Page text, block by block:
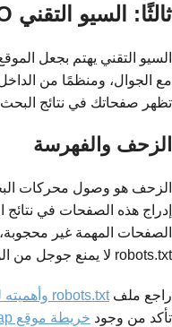
ثالثًا: السيو التقني Technical SEO
السيو التقني يهتم بجعل
مع الجوال، ومنظمًا من
تظهر صفحاتك في نتائج
الزحف والفهرسة
الزحف هو وصول محركات
إدراج هذه الصفحات في
الصفحات المهمة غير
robots.txt لا يمنع جوجل من الوصول للمحتوى.
راجع ملفrobots.txt وأهميته لتحسين نتائج موقعك
تأكد من وجود خريطة موقع Sitemap في ووردبريس